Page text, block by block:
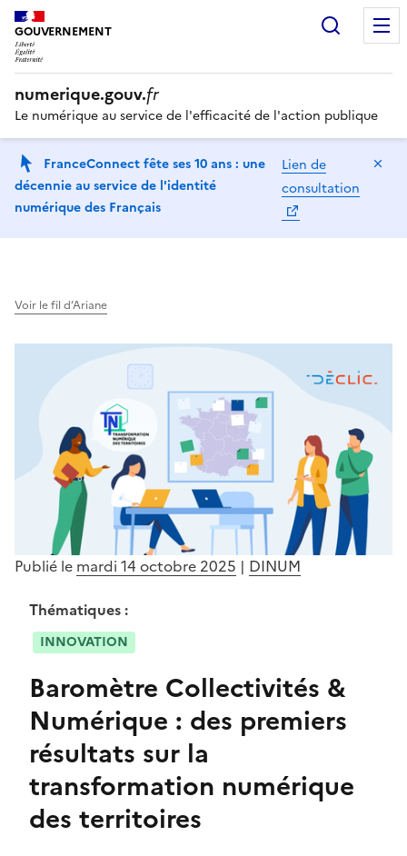
GOUVERNEMENT
numerique.gouv.fr
Le numérique au service de l'efficacité de l'action publique
FranceConnect fête ses 10 ans : une
décennie au service de l'identité
numérique des Français
Lien de
consultation
Voir le fil d’Ariane
Publié le mardi 14 octobre 2025 | DINUM
Thématiques :
INNOVATION
Baromètre Collectivités &
Numérique : des premiers
résultats sur la
transformation numérique
des territoires